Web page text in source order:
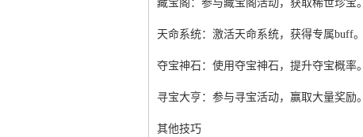
藏宝阁：参与藏宝阁活动，获取稀世珍宝。
天命系统：激活天命系统，获得专属buff。
夺宝神石：使用夺宝神石，提升夺宝概率。
寻宝大亨：参与寻宝活动，赢取大量奖励。
其他技巧